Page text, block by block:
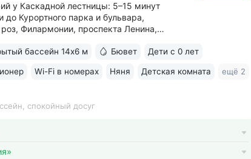
у Каскадной лестницы: 5–15 минут
до Курортного парка и бульвара,
Филармонии, проспекта Ленина,
2018 году. 95% отзывов о санатории
превзошёл ожидания по уровню...
бассейн 14х6 м Бювет Дети с 0 лет
Wi-Fi в номерах Няня Детская комната ещё 2
спокойный досуг